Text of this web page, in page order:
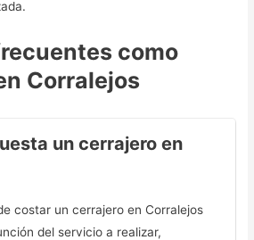
como
Corralejos
un cerrajero en
costar un cerrajero en Corralejos
del servicio a realizar,